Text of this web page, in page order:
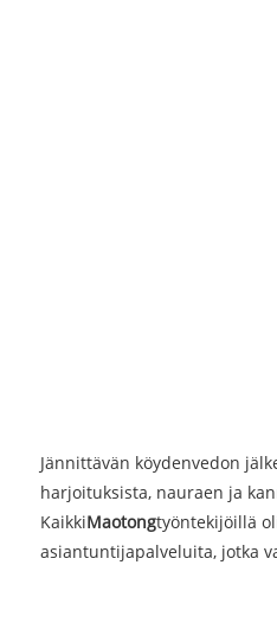
Jännittävän köydenvedon
harjoituksista, nauraen ja
KaikkiMaotongtyöntekijöillä
asiantuntijapalveluita, jotka